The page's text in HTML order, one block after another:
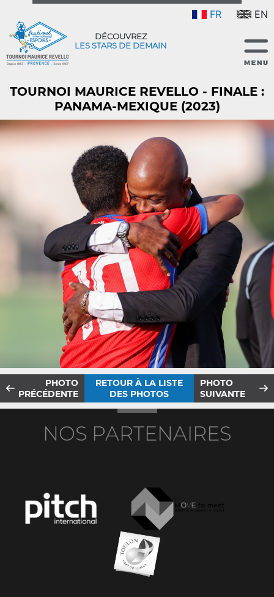
FR EN
DÉCOUVREZ
LES STARS DE DEMAIN
TOURNOI MAURICE REVELLO - FINALE :
PANAMA-MEXIQUE (2023)
PHOTO
PRÉCÉDENTE
RETOUR À LA LISTE
DES PHOTOS
PHOTO
SUIVANTE
NOS PARTENAIRES